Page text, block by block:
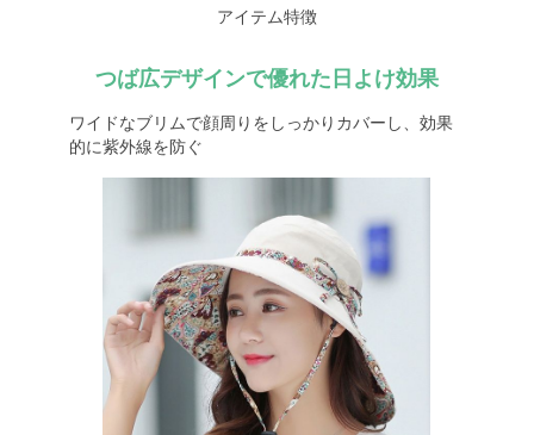
アイテム特徴
つば広デザインで優れた日よけ効果
ワイドなブリムで顔周りをしっかりカバーし、効果
的に紫外線を防ぐ